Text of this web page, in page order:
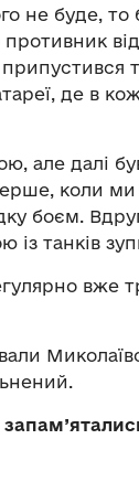
не буде,
де в
але далі
коли
боєм.
із танків
вже